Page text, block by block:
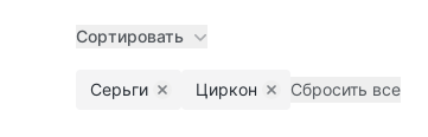
Сортировать
Серьги Remove filter
Циркон Remove filter
Сбросить все